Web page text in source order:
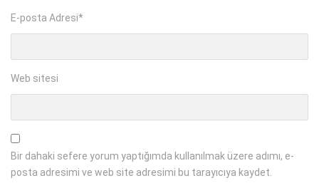
E-posta Adresi*
Web sitesi
Bir dahaki sefere yorum yaptığımda kullanılmak üzere adımı, e-
posta adresimi ve web site adresimi bu tarayıcıya kaydet.